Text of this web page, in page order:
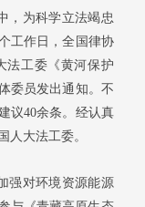
，为科学立法竭忠
工作日，全国律协
法工委《黄河保护
委员发出通知。不
议40余条。经认真
人大法工委。
强对环境资源能源